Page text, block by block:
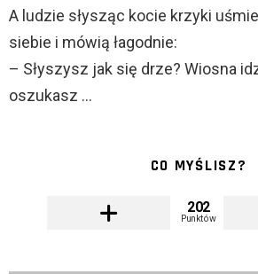
A ludzie słysząc kocie krzyki
siebie i mówią łagodnie:
– Słyszysz jak się drze? Wiosna
oszukasz …
CO MYŚLISZ?
202
Punktów